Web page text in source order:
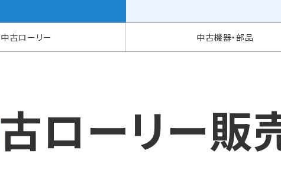
中古ローリー 中古機器・部品
中古ローリー販